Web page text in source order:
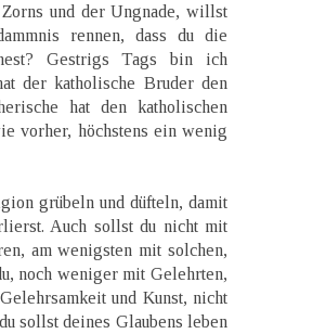
und der Ungnade, willst
rennen, dass du die
Gestrigs Tags bin ich
der katholische Bruder den
hat den katholischen
vorher, höchstens ein wenig
grübeln und düfteln, damit
Auch sollst du nicht mit
am wenigsten mit solchen,
noch weniger mit Gelehrten,
und Kunst, nicht
sollst deines Glaubens leben